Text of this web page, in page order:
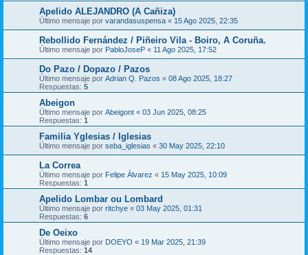
Apelido ALEJANDRO (A Cañiza)
Último mensaje por varandasuspensa « 15 Ago 2025, 22:35
Rebollido Fernández / Piñeiro Vila - Boiro, A Coruña.
Último mensaje por PabloJoseP « 11 Ago 2025, 17:52
Do Pazo / Dopazo / Pazos
Último mensaje por Adrian Q. Pazos « 08 Ago 2025, 18:27
Respuestas: 5
Abeigon
Último mensaje por Abeigont « 03 Jun 2025, 08:25
Respuestas: 1
Familia Yglesias / Iglesias
Último mensaje por seba_iglesias « 30 May 2025, 22:10
La Correa
Último mensaje por Felipe Álvarez « 15 May 2025, 10:09
Respuestas: 1
Apelido Lombar ou Lombard
Último mensaje por ritchye « 03 May 2025, 01:31
Respuestas: 6
De Oeixo
Último mensaje por DOEYO « 19 Mar 2025, 21:39
Respuestas: 14